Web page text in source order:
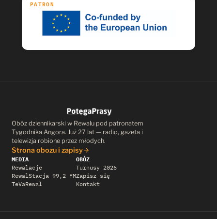
PATRON
Obóz dziennikarski w Rewalu pod patronatem
Tygodnika Angora. Już 27 lat — radio, gazeta i
telewizja robione przez młodych.
Strona obozu i zapisy
MEDIA
Rewalacje
RewalStacja 99,2 FM
TeVaRewal
OBÓZ
Turnusy 2026
Zapisz się
Kontakt